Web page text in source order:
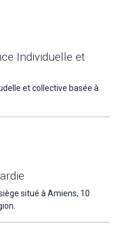
Individuelle et
et collective basée à
situé à Amiens, 10